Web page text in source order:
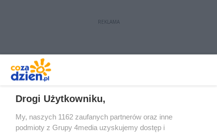
REKLAMA
Drogi Użytkowniku,
My, naszych 1162 zaufanych partnerów oraz inne
podmioty z Grupy 4media uzyskujemy dostęp i